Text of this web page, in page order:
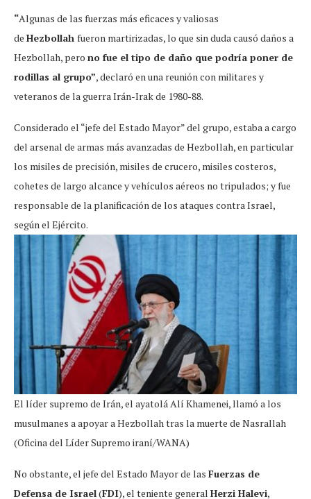
“Algunas de las fuerzas más eficaces y valiosas
de Hezbollah fueron martirizadas, lo que sin duda causó daños a
Hezbollah, pero no fue el tipo de daño que podría poner de
rodillas al grupo”, declaró en una reunión con militares y
veteranos de la guerra Irán-Irak de 1980-88.
Considerado el “jefe del Estado Mayor” del grupo, estaba a cargo
del arsenal de armas más avanzadas de Hezbollah, en particular
los misiles de precisión, misiles de crucero, misiles costeros,
cohetes de largo alcance y vehículos aéreos no tripulados; y fue
responsable de la planificación de los ataques contra Israel,
según el Ejército.
El líder supremo de Irán, el ayatolá Alí Khamenei, llamó a los
musulmanes a apoyar a Hezbollah tras la muerte de Nasrallah
(Oficina del Líder Supremo iraní/WANA)
No obstante, el jefe del Estado Mayor de las Fuerzas de
Defensa de Israel(FDI), el teniente general Herzi Halevi,